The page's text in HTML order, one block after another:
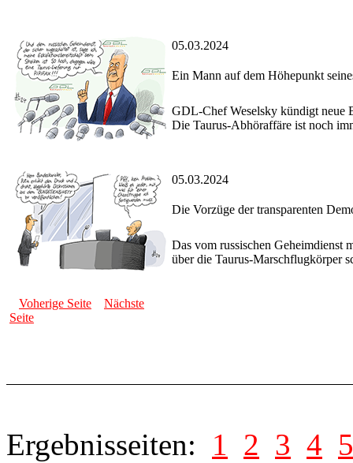
05.03.2024
Ein Mann auf dem Höhepunkt
GDL-Chef Weselsky kündigt neue
Die Taurus-Abhöraffäre ist noch
05.03.2024
Die Vorzüge der transparenten
Das vom russischen Geheimdienst
über die Taurus-Marschflugkörper
Voherige Seite
Nächste
Seite
Ergebnisseiten: 1 2 3 4 5